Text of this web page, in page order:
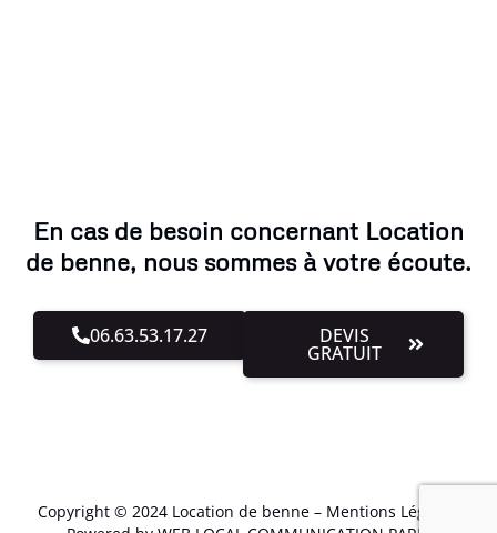
En cas de besoin concernant Location
de benne, nous sommes à votre écoute.
06.63.53.17.27 DEVIS
GRATUIT
Copyright © 2024 Location de benne – Mentions Légales